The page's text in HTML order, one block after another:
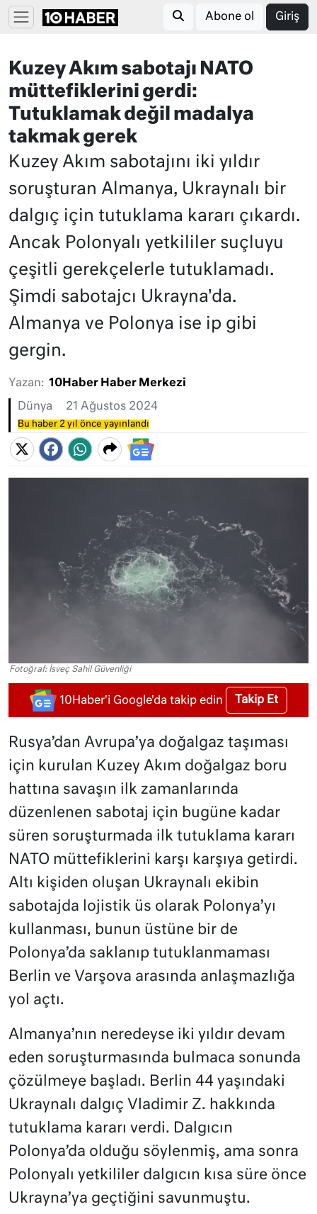
Abone ol Giriş
Kuzey Akım sabotajı NATO
müttefiklerini gerdi:
Tutuklamak değil madalya
takmak gerek
Kuzey Akım sabotajını iki yıldır
soruşturan Almanya, Ukraynalı bir
dalgıç için tutuklama kararı çıkardı.
Ancak Polonyalı yetkililer suçluyu
çeşitli gerekçelerle tutuklamadı.
Şimdi sabotajcı Ukrayna'da.
Almanya ve Polonya ise ip gibi
gergin.
Yazan: 10Haber Haber Merkezi
Dünya 21 Ağustos 2024
Bu haber 2 yıl önce yayınlandı
Fotoğraf: İsveç Sahil Güvenliği
10Haber'i Google'da takip edin Takip Et
Rusya’dan Avrupa’ya doğalgaz taşıması
için kurulan Kuzey Akım doğalgaz boru
hattına savaşın ilk zamanlarında
düzenlenen sabotaj için bugüne kadar
süren soruşturmada ilk tutuklama kararı
NATO müttefiklerini karşı karşıya getirdi.
Altı kişiden oluşan Ukraynalı ekibin
sabotajda lojistik üs olarak Polonya’yı
kullanması, bunun üstüne bir de
Polonya’da saklanıp tutuklanmaması
Berlin ve Varşova arasında anlaşmazlığa
yol açtı.
Almanya’nın neredeyse iki yıldır devam
eden soruşturmasında bulmaca sonunda
çözülmeye başladı. Berlin 44 yaşındaki
Ukraynalı dalgıç Vladimir Z. hakkında
tutuklama kararı verdi. Dalgıcın
Polonya’da olduğu söylenmiş, ama sonra
Polonyalı yetkililer dalgıcın kısa süre önce
Ukrayna’ya geçtiğini savunmuştu.